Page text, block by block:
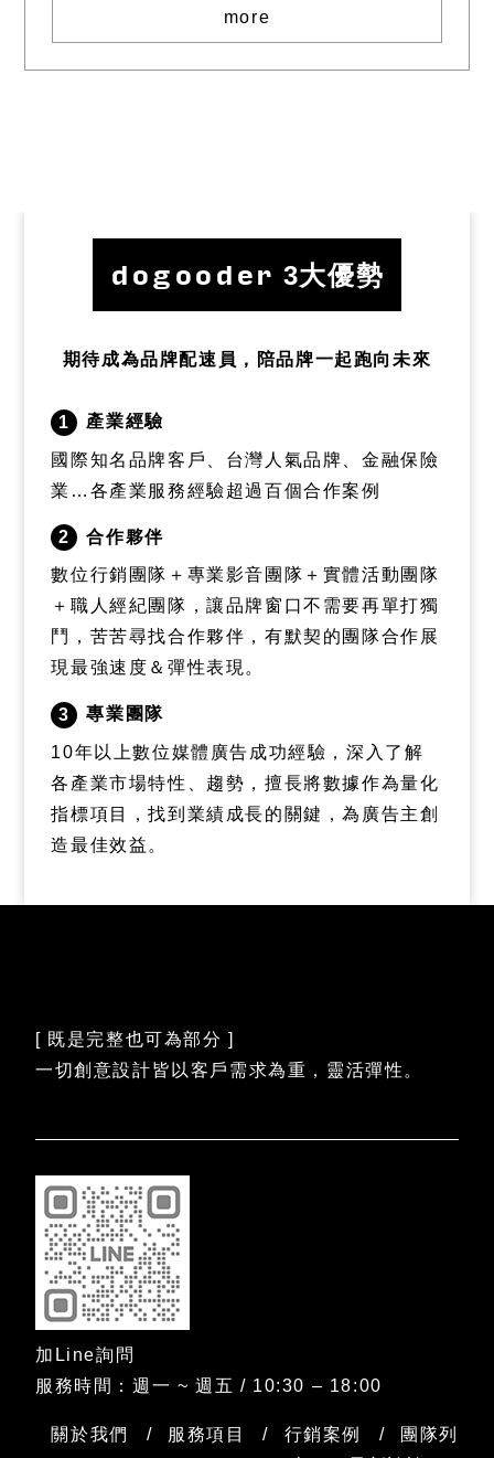
more
dogooder 3大優勢
期待成為品牌配速員，陪品牌一起跑向未來
1 產業經驗
國際知名品牌客戶、台灣人氣品牌、金融保險
業…各產業服務經驗超過百個合作案例
2 合作夥伴
數位行銷團隊＋專業影音團隊＋實體活動團隊
＋職人經紀團隊，讓品牌窗口不需要再單打獨
鬥，苦苦尋找合作夥伴，有默契的團隊合作展
現最強速度＆彈性表現。
3 專業團隊
10年以上數位媒體廣告成功經驗，深入了解
各產業市場特性、趨勢，擅長將數據作為量化
指標項目，找到業績成長的關鍵，為廣告主創
造最佳效益。
[ 既是完整也可為部分 ]
一切創意設計皆以客戶需求為重，靈活彈性。
加Line詢問
服務時間：週一 ~ 週五 / 10:30 – 18:00
關於我們 服務項目 行銷案例
團隊列